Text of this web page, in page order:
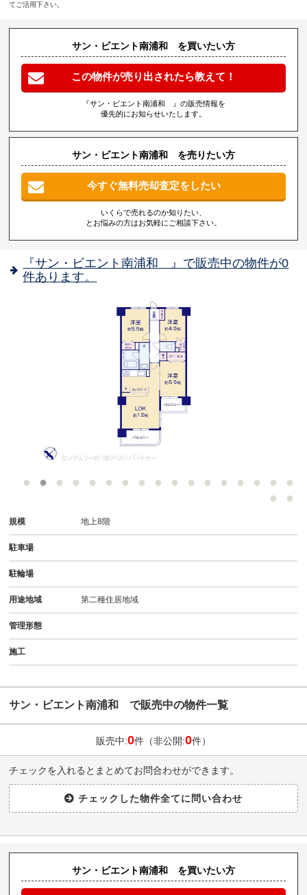
てご活用下さい。
サン・ビエント南浦和 を買いたい方
この物件が売り出されたら教えて！
『サン・ビエント南浦和 』の販売情報を
優先的にお知らせいたします。
サン・ビエント南浦和 を売りたい方
今すぐ無料売却査定をしたい
いくらで売れるのか知りたい、
とお悩みの方はお気軽にご相談下さい。
『サン・ビエント南浦和 』で販売中の物件が0
件あります。
規模 地上8階
駐車場
駐輪場
用途地域 第二種住居地域
管理形態
施工
サン・ビエント南浦和 で販売中の物件一覧
販売中:0件（非公開:0件）
チェックを入れるとまとめてお問合わせができます。
サン・ビエント南浦和 を買いたい方